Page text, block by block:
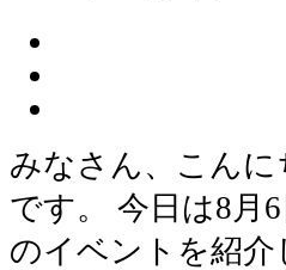
みなさん、こん
です。 今日は8月
のイベントを紹